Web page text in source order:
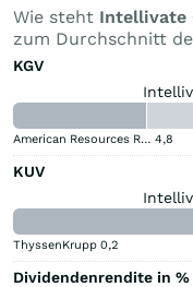
Wie steht Intellivate
zum Durchschnitt
KGV
American Resources Registered (A) 4,8
KUV
ThyssenKrupp 0,2
Dividendenrendite in %